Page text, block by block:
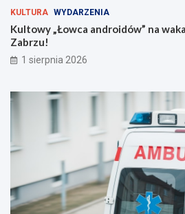
i
e
m
!
KULTURA WYDARZENIA
Kultowy „Łowca androidów” na
Zabrzu!
1 sierpnia 2026